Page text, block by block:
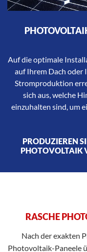
Auf die optimale
auf Ihrem Dach oder
Stromproduktion
sich aus, welche
einzuhalten sind, um
PRODUZIEREN
PHOTOVOLTAIK
RASCHE
Nach der exakten
Photovoltaik-Paneele